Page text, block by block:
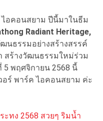
ไอคอนสยาม ปีนี้มาในธีม
Radiant Heritage,
นธรรมอย่างสร้างสรรค์
สร้างวัฒนธรรมใหม่ร่วม
5 พฤศจิกายน 2568 นี้
อร์ พาร์ค ไอคอนสยาม ค่ะ
ะทง 2568 สวยๆ ริมน้ำ